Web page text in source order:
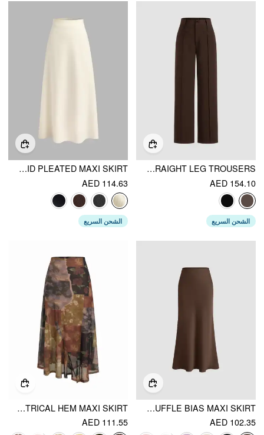
MID RISE PLEATED STRAIGHT LEG TROUSERS
AED 154.10
الشحن السريع
HIGH WAIST SOLID PLEATED MAXI SKIRT
AED 114.63
الشحن السريع
SATIN MID RISE RUFFLE BIAS MAXI SKIRT
AED 102.35
MESH MID RISE ABSTRACT GRAPHIC FLORAL ASYMMETRICAL HEM MAXI SKIRT
AED 111.55